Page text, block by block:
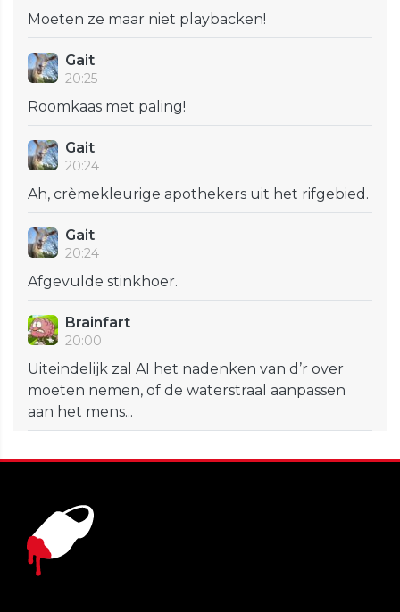
Moeten ze maar niet playbacken!
Gait
20:25
Roomkaas met paling!
Gait
20:24
Ah, crèmekleurige apothekers uit het rifgebied.
Gait
20:24
Afgevulde stinkhoer.
Brainfart
20:00
Uiteindelijk zal AI het nadenken van d’r over
moeten nemen, of de waterstraal aanpassen
aan het mens...